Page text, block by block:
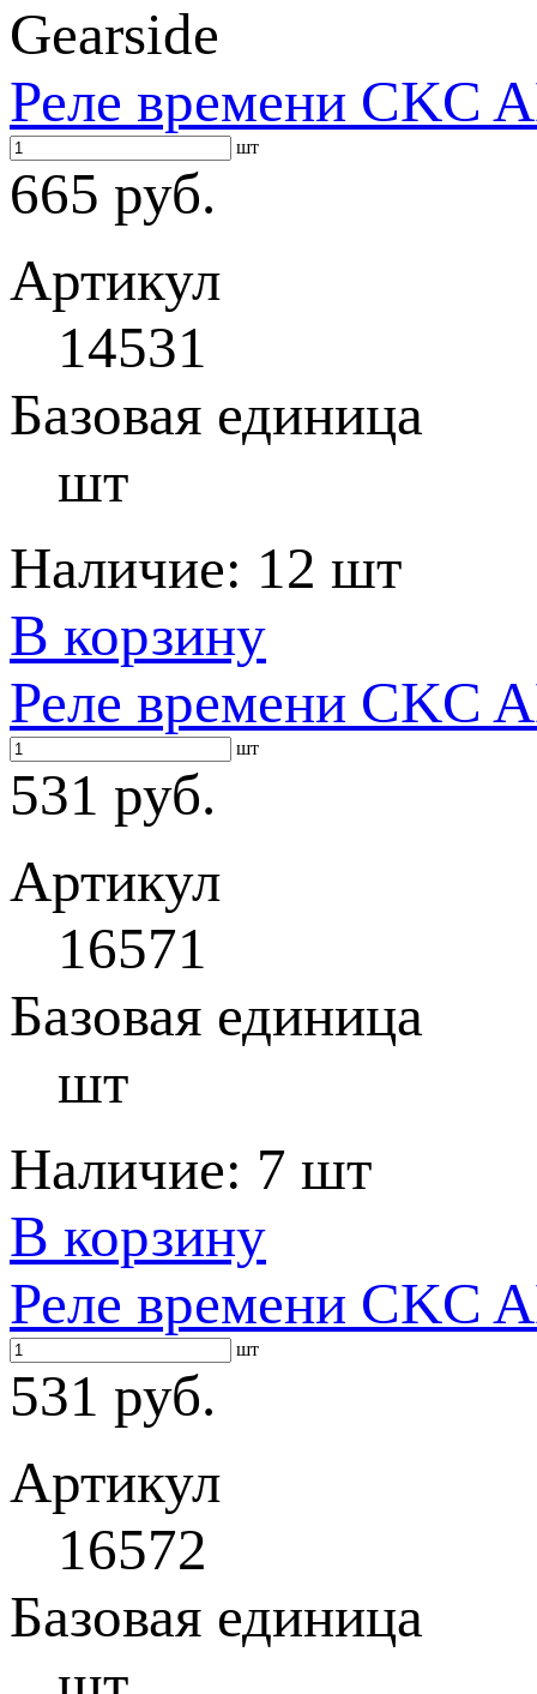
Gearside
Реле времени CKC
шт
665 руб.
Артикул
14531
Базовая единица
шт
Наличие: 12 шт
В корзину
Реле времени CKC
шт
531 руб.
Артикул
16571
Базовая единица
шт
Наличие: 7 шт
В корзину
Реле времени CKC
шт
531 руб.
Артикул
16572
Базовая единица